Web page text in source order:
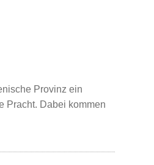
Provinz ein
Pracht. Dabei kommen